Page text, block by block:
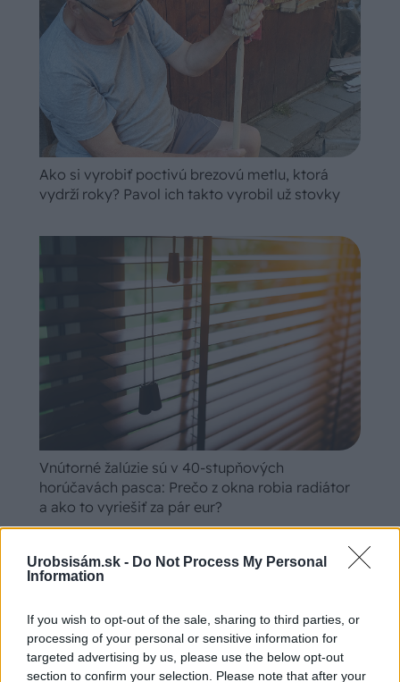
Urobsisám.sk - Do Not Process My Personal
Information
If you wish to opt-out of the sale, sharing to third parties, or
processing of your personal or sensitive information for
targeted advertising by us, please use the below opt-out
section to confirm your selection. Please note that after your
Ako si vyrobiť poctivú brezovú metlu, ktorá
vydrží roky? Pavol ich takto vyrobil už stovky
Vnútorné žalúzie sú v 40-stupňových
horúčavách pasca: Prečo z okna robia radiátor
a ako to vyriešiť za pár eur?
Chalupa
Med, peľ a propolis – tri zázraky zo
včelieho košíčka